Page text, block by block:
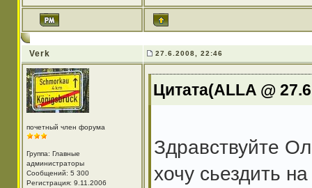
Verk 27.6.2008, 22:46
почетный член форума
Группа: Главные
администраторы
Сообщений: 5 300
Регистрация: 9.11.2006
Цитата(ALLA @
Здравствуйте
хочу сьездить